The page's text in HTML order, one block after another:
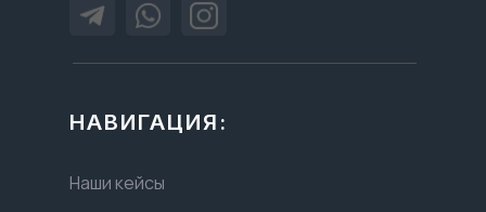
НАВИГАЦИЯ:
Наши кейсы